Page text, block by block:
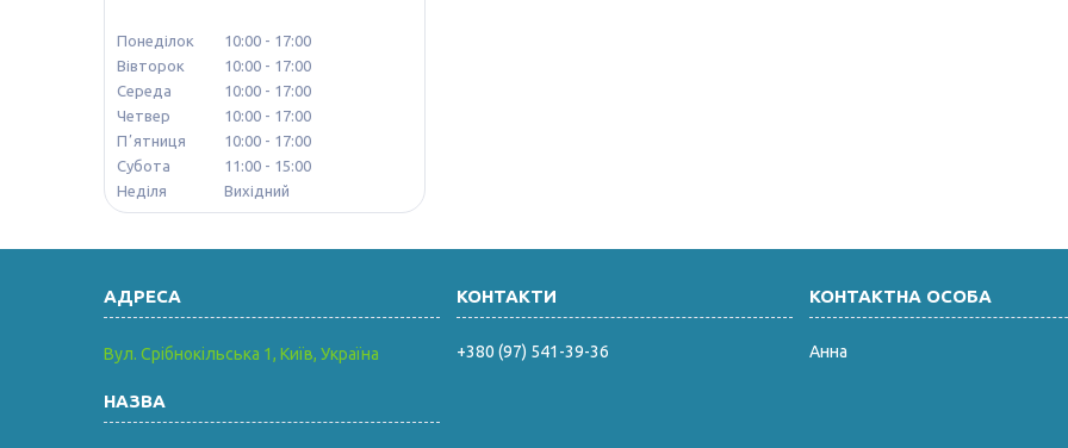
Понеділок 10:00
17:00
Вівторок
10:00
17:00
Середа
10:00
17:00
Четвер
10:00
17:00
Пʼятниця
10:00
17:00
Субота
11:00
15:00
Неділя
Вихідний
Вул. Срібнокільська 1, Київ, Україна +380 (97) 541-39-36 Анна